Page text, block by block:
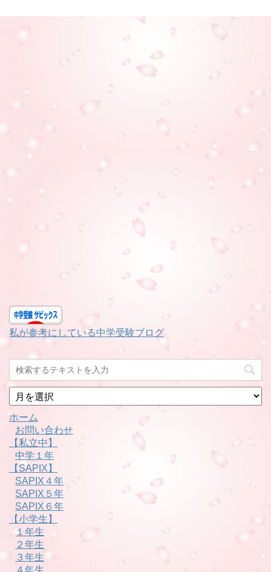
私が参考にしている中学受験ブログ
月
別
ホーム
お問い合わせ
【私立中】
中学１年
【SAPIX】
SAPIX４年
SAPIX５年
SAPIX６年
【小学生】
１年生
２年生
３年生
４年生